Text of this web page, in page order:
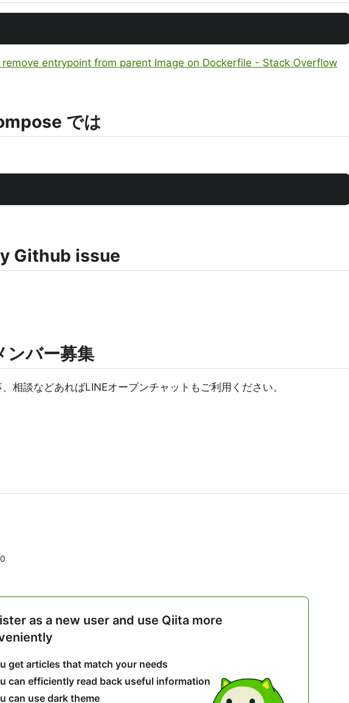
entrypoint from parent Image on Dockerfile - Stack Overflow
では
Github issue
ンバー募集
相談などあればLINEオープンチャットもご利用ください。
0
as a new user and use Qiita more
get articles that match your needs
can efficiently read back useful information
can use dark theme